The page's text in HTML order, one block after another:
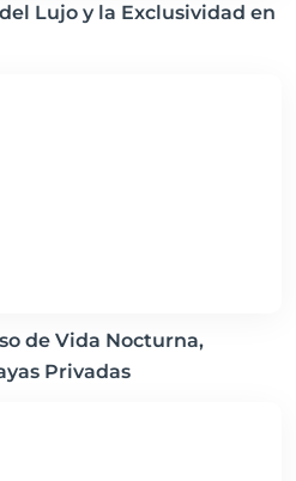
Lujo y la Exclusividad en
de Vida Nocturna,
Privadas